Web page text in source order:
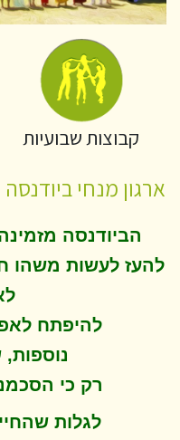
קבוצות שבועיות
ארגון מנחי
הביודנסה
להעז לעשות משהו
להיפתח ל
נוספות,
רק כי
לגלות